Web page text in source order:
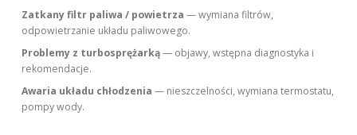
Zatkany filtr paliwa / powietrza — wymiana filtrów,
odpowietrzanie układu paliwowego.
Problemy z turbosprężarką— objawy, wstępna diagnostyka i
rekomendacje.
Awaria układu chłodzenia — nieszczelności, wymiana termostatu,
pompy wody.